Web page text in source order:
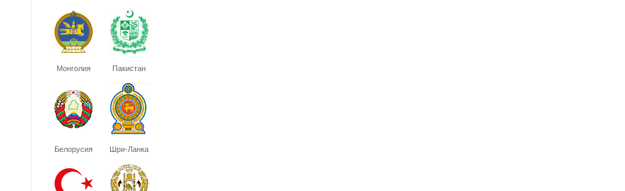
Монголия Пакистан
Белорусия Шри-Ланка